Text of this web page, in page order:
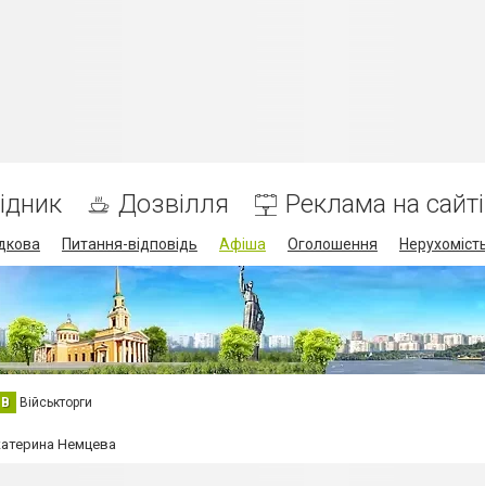
Дозвілля Реклама на сайті
Питання-відповідь Афіша Оголошення
В Військторги
Немцева